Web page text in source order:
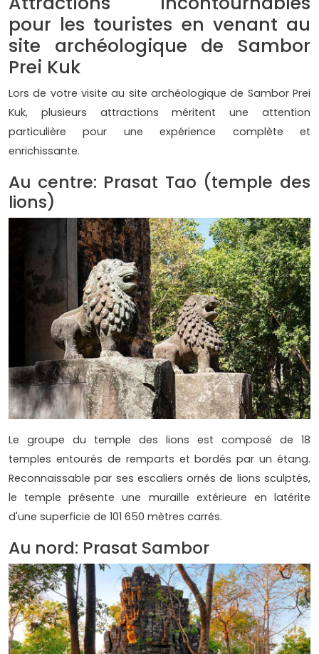
pour les touristes en venant au
site archéologique de Sambor
Prei Kuk
Lors de votre visite au site archéologique de Sambor Prei
Kuk, plusieurs attractions méritent une attention
particulière pour une expérience complète et
enrichissante.
Au centre: Prasat Tao (temple des
lions)
Le groupe du temple des lions est composé de 18
temples entourés de remparts et bordés par un étang.
Reconnaissable par ses escaliers ornés de lions sculptés,
le temple présente une muraille extérieure en latérite
d'une superficie de 101 650 mètres carrés.
Au nord: Prasat Sambor